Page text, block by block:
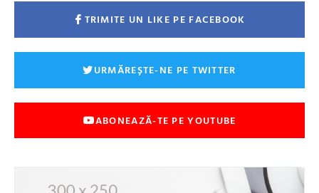
TRIMITE UN LIKE PE FACEBOOK
URMĂREȘTE-NE PE TWITTER
ABONEAZĂ-TE PE YOUTUBE